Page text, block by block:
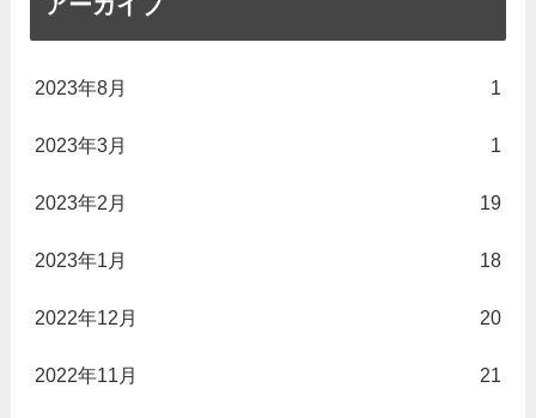
2023年8月 1
2023年3月 1
2023年2月 19
2023年1月 18
2022年12月 20
2022年11月 21